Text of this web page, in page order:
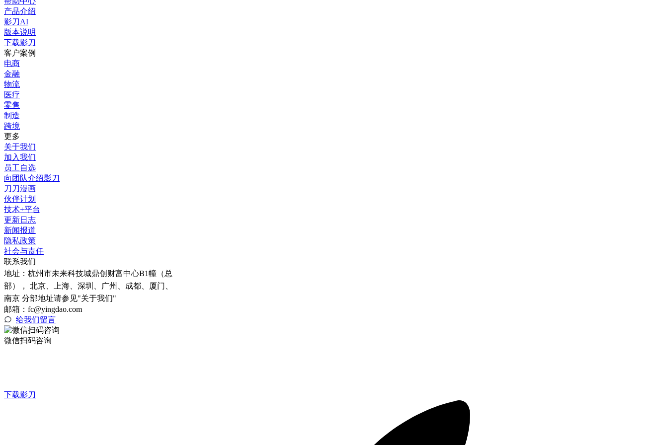
产品介绍
影刀AI
版本说明
下载影刀
客户案例
电商
金融
物流
医疗
零售
制造
跨境
更多
关于我们
加入我们
员工自选
向团队介绍影刀
刀刀漫画
伙伴计划
技术+平台
更新日志
新闻报道
隐私政策
社会与责任
联系我们
地址： 杭州市未来科技城鼎创财富中心B1幢（总
部）， 北京、上海、深圳、广州、成都、厦门、
南京 分部地址请参见"关于我们"
邮箱：fc@yingdao.com
给我们留言
微信扫码咨询
下载影刀